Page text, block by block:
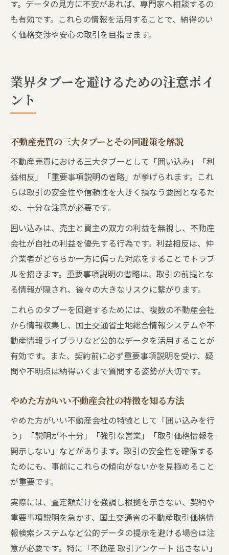
す。データの見方に不安があれば、専門家へ相談するの
も有効です。これらの情報を活用することで、納得のい
く価格交渉や安心の取引を目指せます。
業界タブーを避けるための注意ポイ
ント
不動産売買の三大タブーとその回避策を解説
不動産売買における三大タブーとして「囲い込み」「利
益相反」「重要事項説明の省略」が挙げられます。これ
らは取引の安全性や信頼性を大きく損なう要因となるた
め、十分な注意が必要です。
囲い込みは、売主と買主の双方の利益を無視し、不動産
会社が自社の利益を優先する行為です。利益相反は、仲
介業者がどちらか一方に偏った対応をすることでトラブ
ルを招きます。重要事項説明の省略は、取引の前提とな
る情報が隠され、後々の大きなリスクに繋がります。
これらのタブーを回避するためには、複数の不動産会社
から情報収集し、国土交通省土地総合情報システムや不
動産情報ライブラリなど公的なデータを活用することが
有効です。また、契約前に必ず重要事項説明を受け、疑
問や不明点は納得いくまで質問する姿勢が大切です。
やめた方がいい不動産会社の特徴を知る方法
やめた方がいい不動産会社の特徴として「囲い込みを行
う」「説明が不十分」「強引な営業」「取引価格情報を
開示しない」などがあります。取引の安全性を確保する
ためにも、事前にこれらの傾向がないかを見極めること
が重要です。
実際には、査定額だけを強調し根拠を示さない、契約や
重要事項説明を急かす、国土交通省の不動産取引価格情
報検索システムなど公的データの提示を避ける場合は注
意が必要です。特に「不動産 取引アンケート 出さない」